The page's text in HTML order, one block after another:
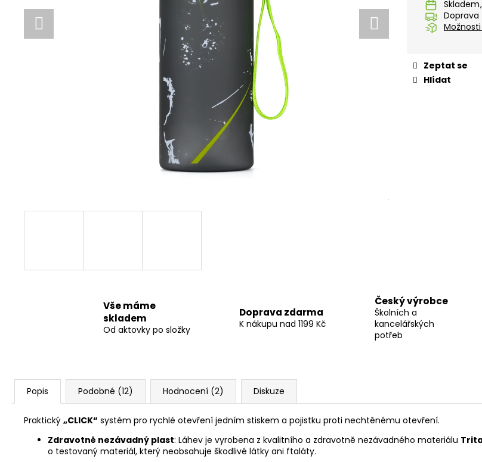
Skladem
Doprava
Zeptat se
Hlídat
Vše máme
skladem
Od aktovky po složky
Doprava zdarma
K nákupu nad 1199 Kč
Český výrobce
Školních a
kancelářských
potřeb
Popis Podobné (12) Hodnocení (2) Diskuze
Praktický „CLICK“ systém pro rychlé otevření jedním stiskem a pojistku proti nechtěnému otevření.
Zdravotně nezávadný plast: Láhev je vyrobena z kvalitního a zdravotně nezávadného materiálu
o testovaný materiál, který neobsahuje škodlivé látky ani ftaláty.
STUDENTSKÝ BATOH OXY SCOOLER STUDENTSKÝ BATOH OXY SCOOLER
GRAFFITI PINK
1 449 Kč
1